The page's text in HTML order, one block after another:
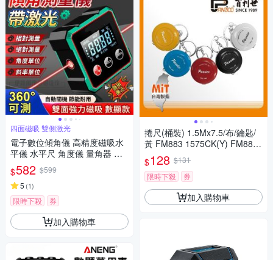
四面磁吸 雙側激光
電子數位傾角儀 高精度磁吸水
平儀 水平尺 角度儀 量角器 測
平儀 角度尺 角度測量
$582 $599
5 (1)
限時下殺 券
加入購物車
捲尺(桶裝) 1.5Mx7.5/布/鑰匙/
黃 FM883 1575CK(Y) FM883-
1575CK(Y)
$128 $131
限時下殺
券
加入購物車